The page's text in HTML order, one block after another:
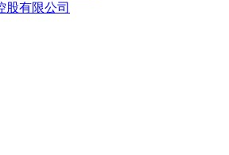
股有限公司